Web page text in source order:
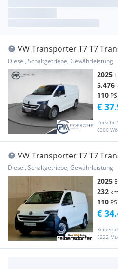
VW Transporter T7 T7
Kastenwagen TDI Transporter
Diesel, Schaltgetriebe, Gewährleistung
2025
5.476
110
Porsche
6300
€
VW Transporter T7 T7
Kastenwagen TDI Transporter
Diesel, Schaltgetriebe, Gewährleistung
2025
232 km
110
5222
€